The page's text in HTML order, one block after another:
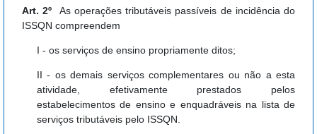
Art. 2º As operações tributáveis passíveis de incidência do
ISSQN compreendem
I - os serviços de ensino propriamente ditos;
II - os demais serviços complementares ou não a esta
atividade, efetivamente prestados pelos
estabelecimentos de ensino e enquadráveis na lista de
serviços tributáveis pelo ISSQN.